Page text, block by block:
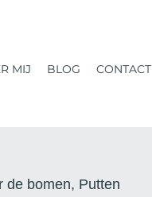
MIJ BLOG CONTACT
de bomen, Putten